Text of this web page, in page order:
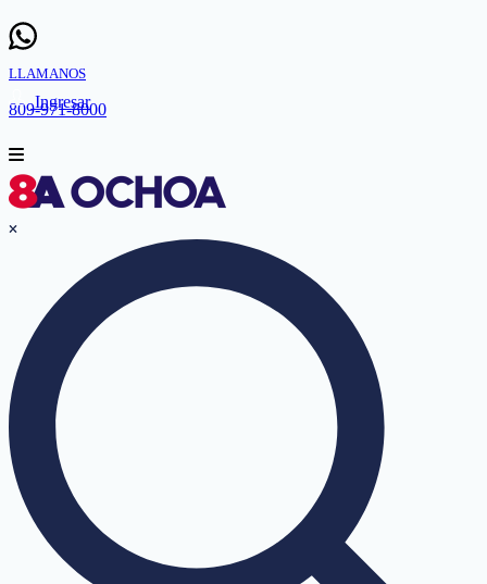
LLAMANOS
809-971-8000
Ingresar